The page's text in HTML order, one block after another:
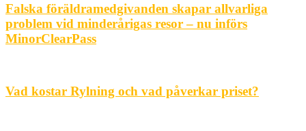
Falska föräldramedgivanden skapar allvarliga
problem vid minderårigas resor – nu införs
MinorClearPass
Vad kostar Rylning och vad påverkar priset?